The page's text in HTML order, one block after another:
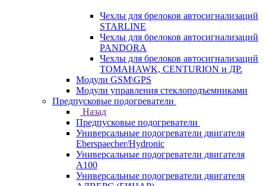
Чехлы для брелоков автосигнализаций
STARLINE
Чехлы для брелоков автосигнализаций
PANDORA
Чехлы для брелоков автосигнализаций
TOMAHAWK, CENTURION и ДР.
Модули GSM\GPS
Модули управления стеклоподъемниками
Предпусковые подогреватели
Назад
Предпусковые подогреватели
Универсальные подогреватели двигателя
Eberspaecher/Hydronic
Универсальные подогреватели двигателя
A100
Универсальные подогреватели двигателя